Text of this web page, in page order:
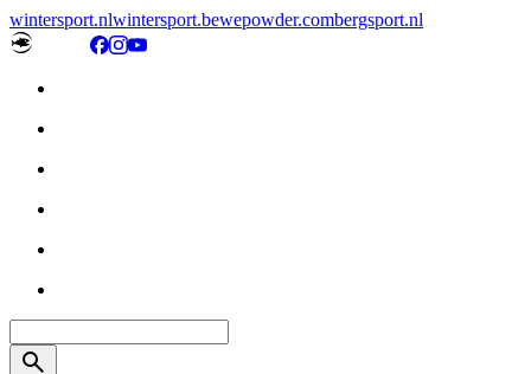
wintersport.nlwintersport.bewepowder.combergsport.nl